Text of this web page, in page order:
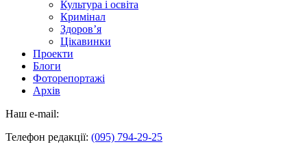
Культура і освіта
Кримінал
Здоров’я
Цікавинки
Проекти
Блоги
Фоторепортажі
Архів
Наш e-mail:
Телефон редакції: (095) 794-29-25